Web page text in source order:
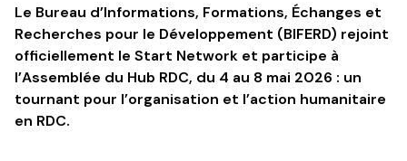
Le Bureau d’Informations, Formations, Échanges et
Recherches pour le Développement (BIFERD) rejoint
officiellement le Start Network et participe à
l’Assemblée du Hub RDC, du 4 au 8 mai 2026 : un
tournant pour l’organisation et l’action humanitaire
en RDC.